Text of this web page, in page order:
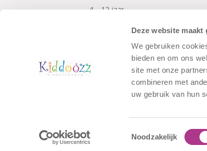
Deze website
We gebruiken
bieden en om ons
site met onze
combineren met
uw gebruik van hun
Toestemmingsselectie
Noodzakelijk
4 – 12 jaar
© Copyright - Kiddoozz